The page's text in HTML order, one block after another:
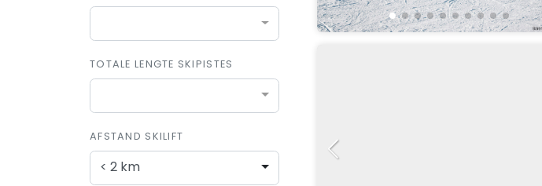
TOTALE LENGTE SKIPISTES
AFSTAND SKILIFT
< 2 km